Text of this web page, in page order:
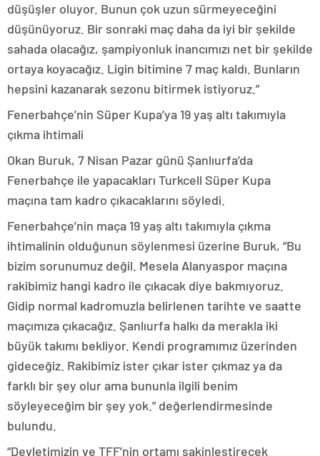
düşüşler oluyor. Bunun çok uzun sürmeyeceğini
düşünüyoruz. Bir sonraki maç daha da iyi bir şekilde
sahada olacağız, şampiyonluk inancımızı net bir şekilde
ortaya koyacağız. Ligin bitimine 7 maç kaldı. Bunların
hepsini kazanarak sezonu bitirmek istiyoruz.”
Fenerbahçe’nin Süper Kupa’ya 19 yaş altı takımıyla
çıkma ihtimali
Okan Buruk, 7 Nisan Pazar günü Şanlıurfa’da
Fenerbahçe ile yapacakları Turkcell Süper Kupa
maçına tam kadro çıkacaklarını söyledi.
Fenerbahçe’nin maça 19 yaş altı takımıyla çıkma
ihtimalinin olduğunun söylenmesi üzerine Buruk, “Bu
bizim sorunumuz değil. Mesela Alanyaspor maçına
rakibimiz hangi kadro ile çıkacak diye bakmıyoruz.
Gidip normal kadromuzla belirlenen tarihte ve saatte
maçımıza çıkacağız. Şanlıurfa halkı da merakla iki
büyük takımı bekliyor. Kendi programımız üzerinden
gideceğiz. Rakibimiz ister çıkar ister çıkmaz ya da
farklı bir şey olur ama bununla ilgili benim
söyleyeceğim bir şey yok.” değerlendirmesinde
bulundu.
“Devletimizin ve TFF’nin ortamı sakinleştirecek